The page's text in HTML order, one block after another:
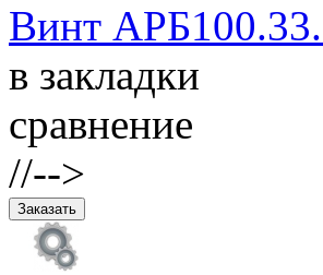
Винт
в закладки
сравнение
//-->